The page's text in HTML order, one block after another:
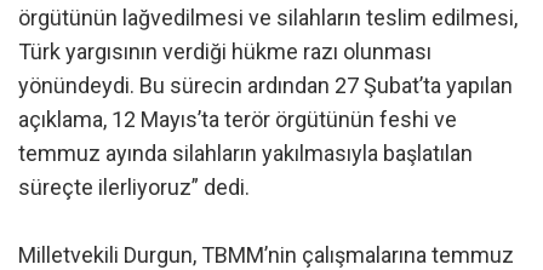
örgütünün lağvedilmesi ve silahların teslim edilmesi,
Türk yargısının verdiği hükme razı olunması
yönündeydi. Bu sürecin ardından 27 Şubat’ta yapılan
açıklama, 12 Mayıs’ta terör örgütünün feshi ve
temmuz ayında silahların yakılmasıyla başlatılan
süreçte ilerliyoruz” dedi.
Milletvekili Durgun, TBMM’nin çalışmalarına temmuz